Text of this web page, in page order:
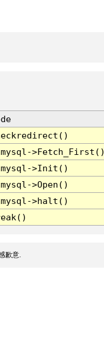
>Init()
>Open()
>halt()
歉意.